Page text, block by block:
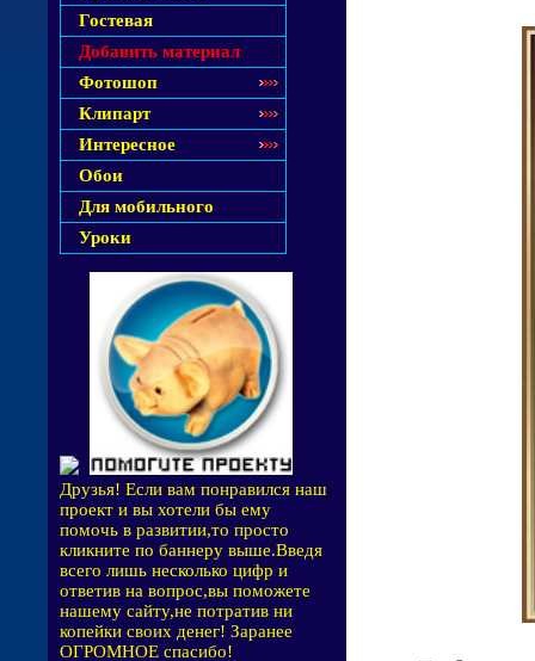
Гостевая
Добавить материал
Фотошоп
Клипарт
Интересное
Обои
Для мобильного
Уроки
Друзья! Если вам понравился наш
проект и вы хотели бы ему
помочь в развитии,то просто
кликните по баннеру выше.Введя
всего лишь несколько цифр и
ответив на вопрос,вы поможете
нашему сайту,не потратив ни
копейки своих денег! Заранее
ОГРОМНОЕ спасибо!